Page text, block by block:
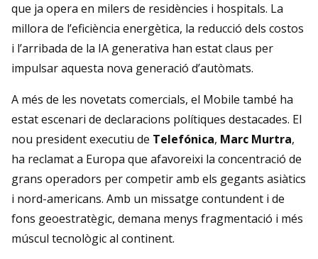
que ja opera en milers de residències i hospitals. La
millora de l’eficiència energètica, la reducció dels costos
i l’arribada de la IA generativa han estat claus per
impulsar aquesta nova generació d’autòmats.
A més de les novetats comercials, el Mobile també ha
estat escenari de declaracions polítiques destacades. El
nou president executiu de Telefónica, Marc Murtra,
ha reclamat a Europa que afavoreixi la concentració de
grans operadors per competir amb els gegants asiàtics
i nord-americans. Amb un missatge contundent i de
fons geoestratègic, demana menys fragmentació i més
múscul tecnològic al continent.